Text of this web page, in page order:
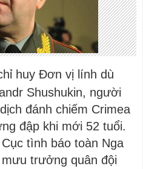
Shushukin, người
đánh chiếm Crimea
đập khi mới 52 tuổi.
tình báo toàn Nga
trưởng quân đội